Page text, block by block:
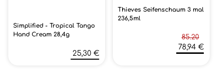
Simplified - Tropical Tango
Hand Cream 28,4g
25,30 €
Thieves Seifenschaum 3 mal
236,5ml
85.20
78,94 €